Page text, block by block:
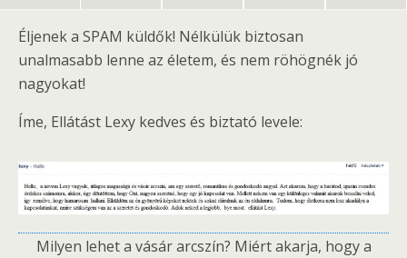
Éljenek a SPAM küldők! Nélkülük biztosan
unalmasabb lenne az életem, és nem röhögnék jó
nagyokat!
Íme, Ellátást Lexy kedves és biztató levele:
Milyen lehet a vásár arcszín? Miért akarja, hogy a